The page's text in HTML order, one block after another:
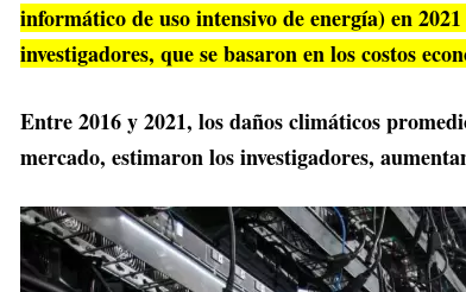
informático de uso intensivo de energía) en
investigadores, que se basaron en los costos
Entre 2016 y 2021, los daños climáticos
mercado, estimaron los investigadores,